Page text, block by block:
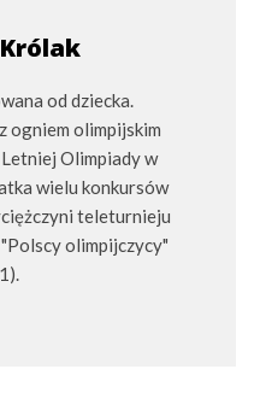
od dziecka.
ogniem olimpijskim
Olimpiady w
wielu konkursów
teleturnieju
olimpijczycy"